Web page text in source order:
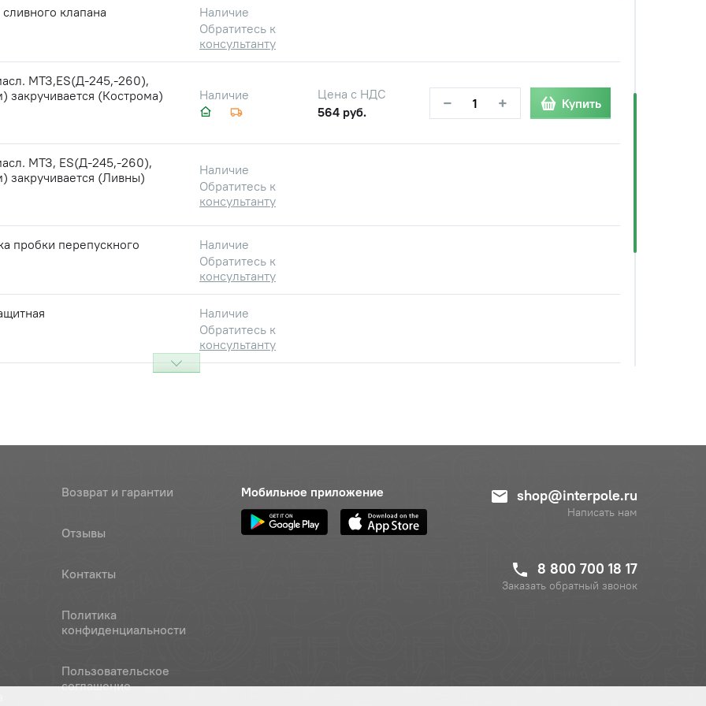
клапана
Наличие
Обратитесь к
консультанту
МТЗ,ES(Д-245,-260),
закручивается (Кострома)
Наличие
Цена с НДС
564 руб.
− + Купить
МТЗ, ES(Д-245,-260),
закручивается (Ливны)
Наличие
Обратитесь к
консультанту
пробки перепускного
Наличие
Обратитесь к
консультанту
Наличие
Обратитесь к
консультанту
Наличие
Цена с НДС
400 руб.
Купить
Возврат и гарантии
Отзывы
Контакты
Политика
конфиденциальности
Пользовательское
соглашение
Мобильное приложение shop@interpole.ru
Написать нам
8 800 700 18 17
Заказать обратный звонок